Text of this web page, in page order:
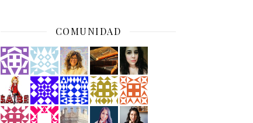
COMUNIDAD